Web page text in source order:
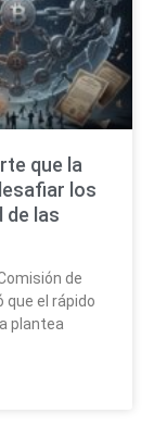
que la
los
de las
de
que el rápido
plantea